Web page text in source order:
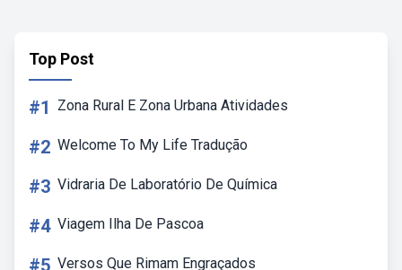
Top Post
#1 Zona Rural E Zona Urbana Atividades
#2 Welcome To My Life Tradução
#3 Vidraria De Laboratório De Química
#4 Viagem Ilha De Pascoa
#5 Versos Que Rimam Engraçados